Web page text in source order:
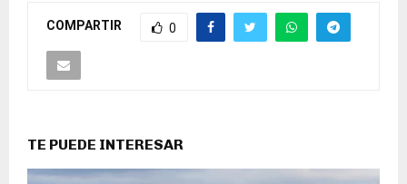
COMPARTIR 0
TE PUEDE INTERESAR